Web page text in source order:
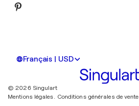
Français | USD
© 2026 Singulart
Mentions légales.
Conditions générales de vente